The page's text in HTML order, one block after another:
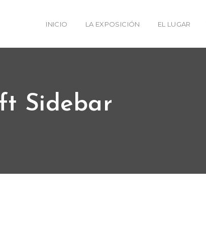
INICIO LA EXPOSICIÓN EL LUGAR
Sidebar